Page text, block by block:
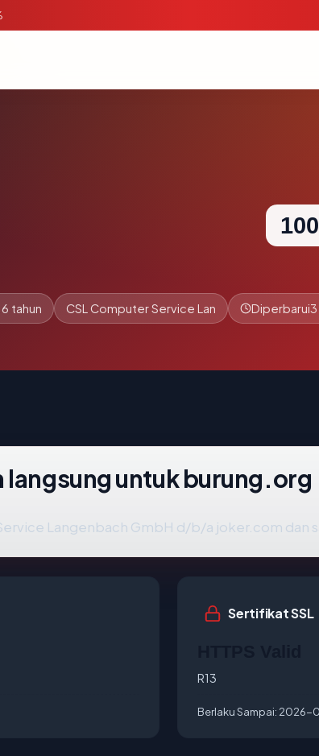
100
tahun CSL Computer Service Lan Diperbarui3
untuk burung.org
Langenbach GmbH d/b/a joker.com dan
Sertifikat SSL
R13
Berlaku Sampai: 2026-